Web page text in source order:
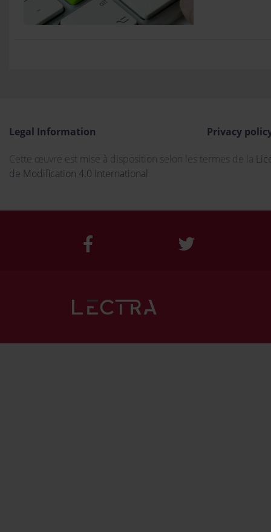
Legal Information Privacy
Cette œuvre est mise à disposition selon les termes de la
de Modification 4.0 International